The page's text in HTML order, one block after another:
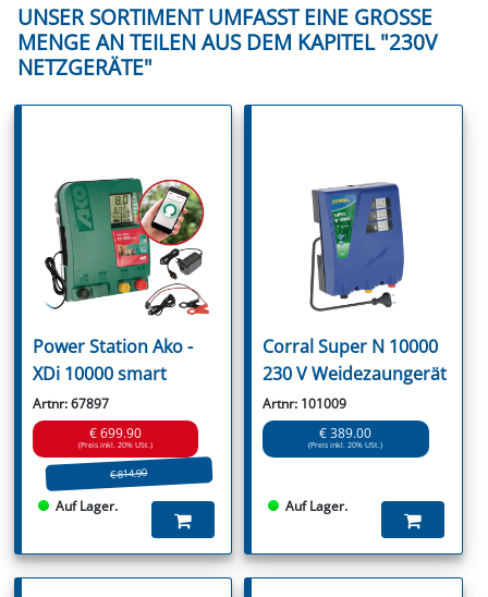
UNSER SORTIMENT UMFASST EINE GROSSE M
ENGE AN TEILEN AUS DEM KAPITEL "230V N
ETZGERÄTE"
Power Station Ako -
XDi 10000 smart
Artnr: 67897
€ 699.90
(Preis inkl. 20% USt.)
€ 814.90
Auf Lager.
Corral Super N 10000
230 V Weidezaungerät
Artnr: 101009
€ 389.00
(Preis inkl. 20% USt.)
Auf Lager.